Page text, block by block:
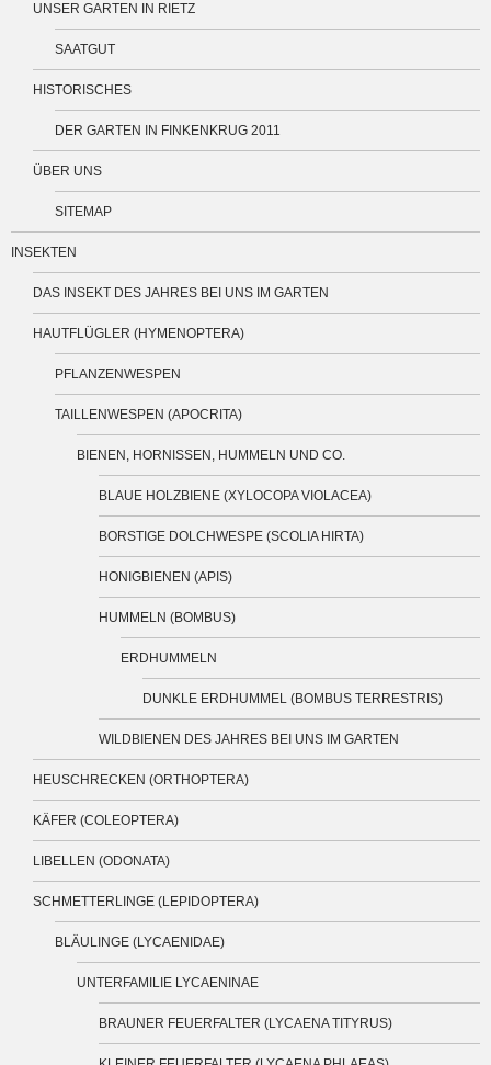
UNSER GARTEN IN RIETZ
SAATGUT
HISTORISCHES
DER GARTEN IN FINKENKRUG 2011
ÜBER UNS
SITEMAP
INSEKTEN
DAS INSEKT DES JAHRES BEI UNS IM GARTEN
HAUTFLÜGLER (HYMENOPTERA)
PFLANZENWESPEN
TAILLENWESPEN (APOCRITA)
BIENEN, HORNISSEN, HUMMELN UND CO.
BLAUE HOLZBIENE (XYLOCOPA VIOLACEA)
BORSTIGE DOLCHWESPE (SCOLIA HIRTA)
HONIGBIENEN (APIS)
HUMMELN (BOMBUS)
ERDHUMMELN
DUNKLE ERDHUMMEL (BOMBUS TERRESTRIS)
WILDBIENEN DES JAHRES BEI UNS IM GARTEN
HEUSCHRECKEN (ORTHOPTERA)
KÄFER (COLEOPTERA)
LIBELLEN (ODONATA)
SCHMETTERLINGE (LEPIDOPTERA)
BLÄULINGE (LYCAENIDAE)
UNTERFAMILIE LYCAENINAE
BRAUNER FEUERFALTER (LYCAENA TITYRUS)